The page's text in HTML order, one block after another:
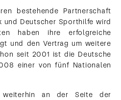
bestehende Partnerschaft
und Deutscher Sporthilfe wird
haben ihre erfolgreiche
und den Vertrag um weitere
seit 2001 ist die Deutsche
einer von fünf Nationalen
weiterhin an der Seite der